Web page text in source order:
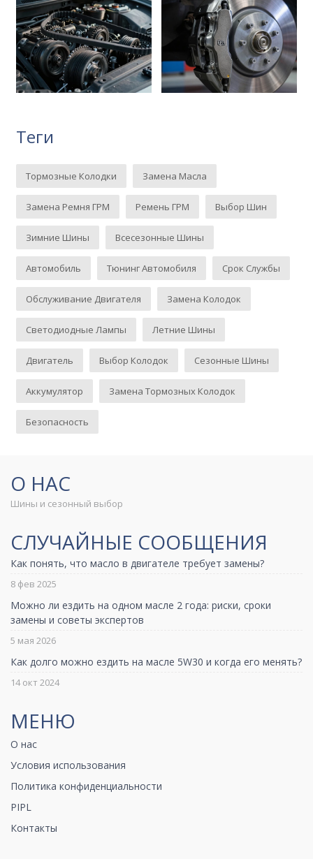
Теги
Тормозные Колодки Замена Масла
Замена Ремня ГРМ Ремень ГРМ Выбор Шин
Зимние Шины Всесезонные Шины
Автомобиль Тюнинг Автомобиля Срок Службы
Обслуживание Двигателя Замена Колодок
Светодиодные Лампы Летние Шины
Двигатель Выбор Колодок Сезонные Шины
Аккумулятор Замена Тормозных Колодок
Безопасность
О НАС
Шины и сезонный выбор
СЛУЧАЙНЫЕ СООБЩЕНИЯ
Как понять, что масло в двигателе требует замены?
8 фев 2025
Можно ли ездить на одном масле 2 года: риски, сроки
замены и советы экспертов
5 мая 2026
Как долго можно ездить на масле 5W30 и когда его менять?
14 окт 2024
МЕНЮ
О нас
Условия использования
Политика конфиденциальности
PIPL
Контакты